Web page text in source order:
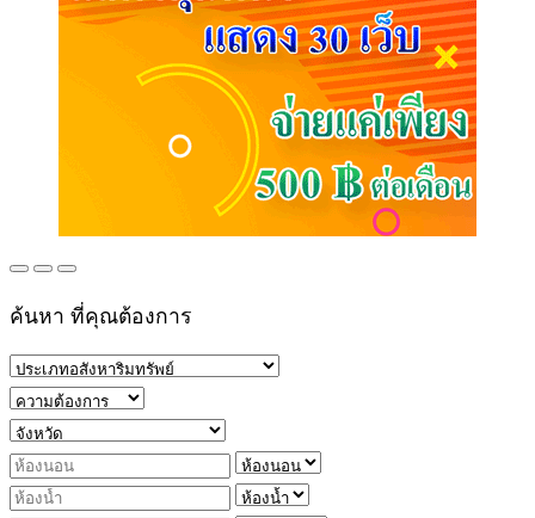
ค้นหา ที่คุณต้องการ